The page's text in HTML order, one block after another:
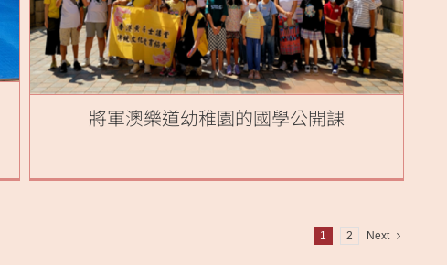
將軍澳樂道幼稚園的國學公開課
1 2 Next